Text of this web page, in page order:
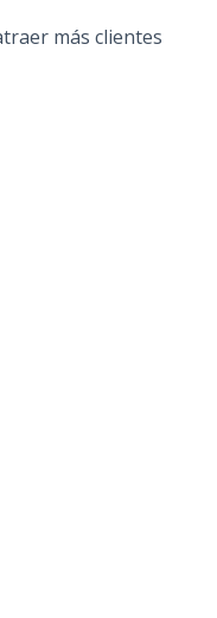
más clientes